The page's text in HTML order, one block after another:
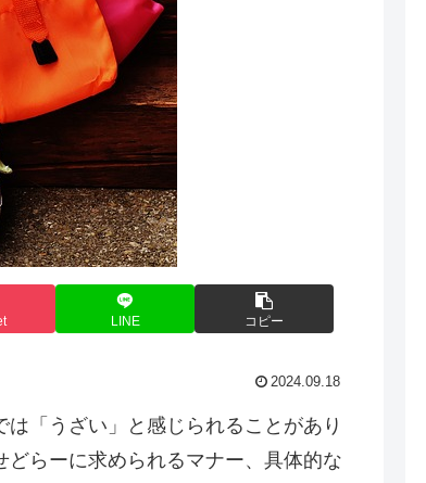
LINE コピー
2024.09.18
「うざい」と感じられることがあり
らーに求められるマナー、具体的な